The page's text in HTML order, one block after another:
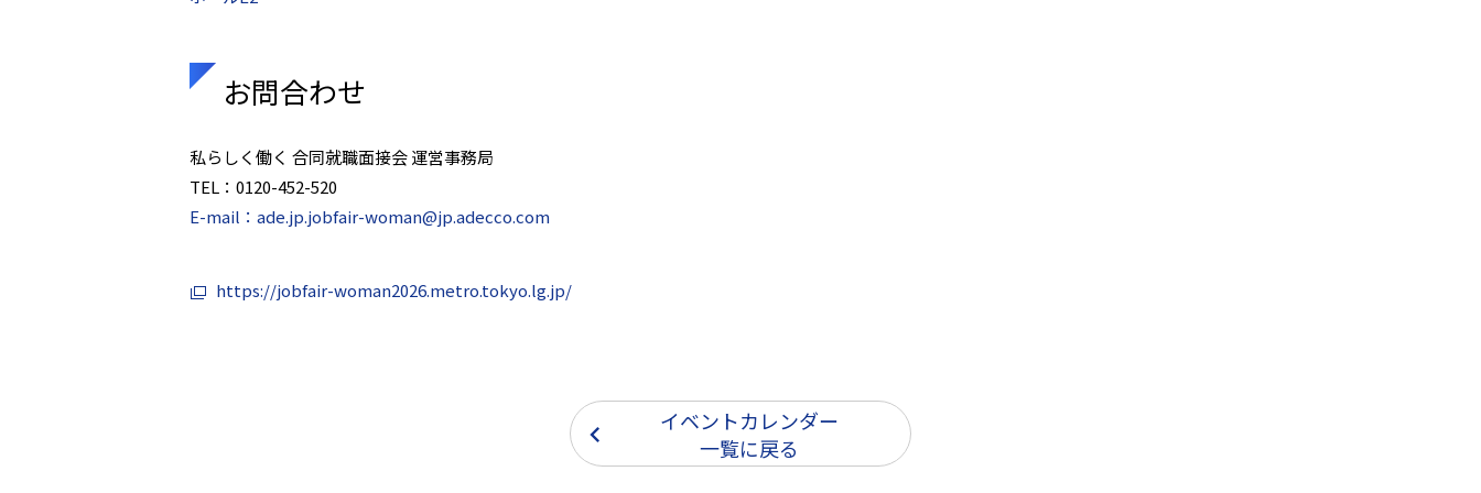
お問合わせ
私らしく働く 合同就職面接会 運営事務局
TEL：0120-452-520
E-mail：ade.jp.jobfair-woman@jp.adecco.com
https://jobfair-woman2026.metro.tokyo.lg.jp/
イベントカレンダー
一覧に戻る